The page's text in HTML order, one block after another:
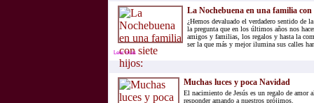
La Nochebuena en una familia con
¿Hemos devaluado el verdadero sentido de
la pregunta que en los últimos años nos
amigos y familias, los regalos y hasta la
ser la que más y mejor ilumina sus calles
Leer más
Muchas luces y poca Navidad
El nacimiento de Jesús es un regalo de amor
responder amando a nuestros prójimos.